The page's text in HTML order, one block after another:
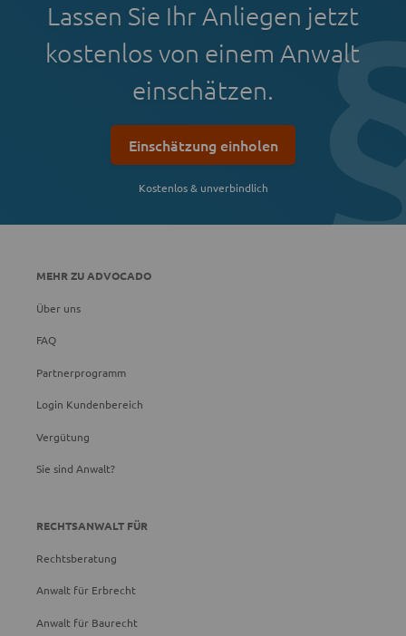
Lassen Sie Ihr Anliegen jetzt
kostenlos von einem Anwalt
einschätzen.
Einschätzung einholen
Kostenlos & unverbindlich
MEHR ZU ADVOCADO
Über uns
FAQ
Partnerprogramm
Login Kundenbereich
Vergütung
Sie sind Anwalt?
RECHTSANWALT FÜR
Rechtsberatung
Anwalt für Erbrecht
Anwalt für Baurecht